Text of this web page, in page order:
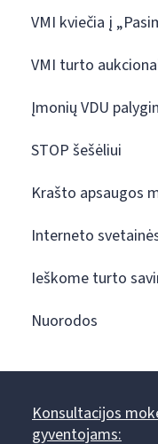
VMI kviečia į
VMI turto
Įmonių VDU
STOP šešėliui
Krašto apsaugos
Interneto
Ieškome turto
Nuorodos
Konsultacijos
gyventojams: